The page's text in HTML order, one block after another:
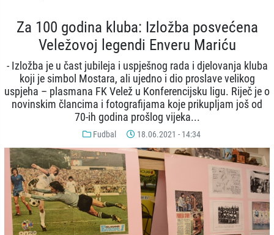
Za 100 godina kluba: Izložba posvećena
Veležovoj legendi Enveru Mariću
- Izložba je u čast jubileja i uspješnog rada i djelovanja kluba
koji je simbol Mostara, ali ujedno i dio proslave velikog
uspjeha – plasmana FK Velež u Konferencijsku ligu. Riječ je o
novinskim člancima i fotografijama koje prikupljam još od
70-ih godina prošlog vijeka...
Fudbal 18.06.2021 - 14:34